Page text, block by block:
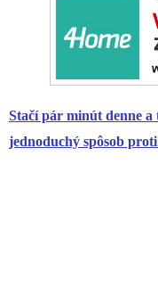
Stačí pár minút denne
jednoduchý spôsob